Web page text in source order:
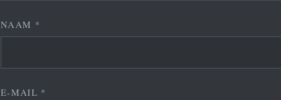
NAAM *
E-MAIL *